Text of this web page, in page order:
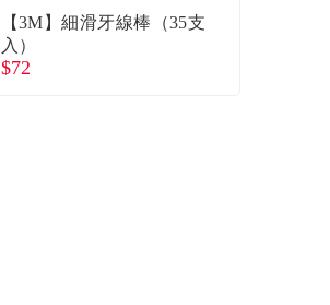
【3M】細滑牙線棒（35支
入）
$72